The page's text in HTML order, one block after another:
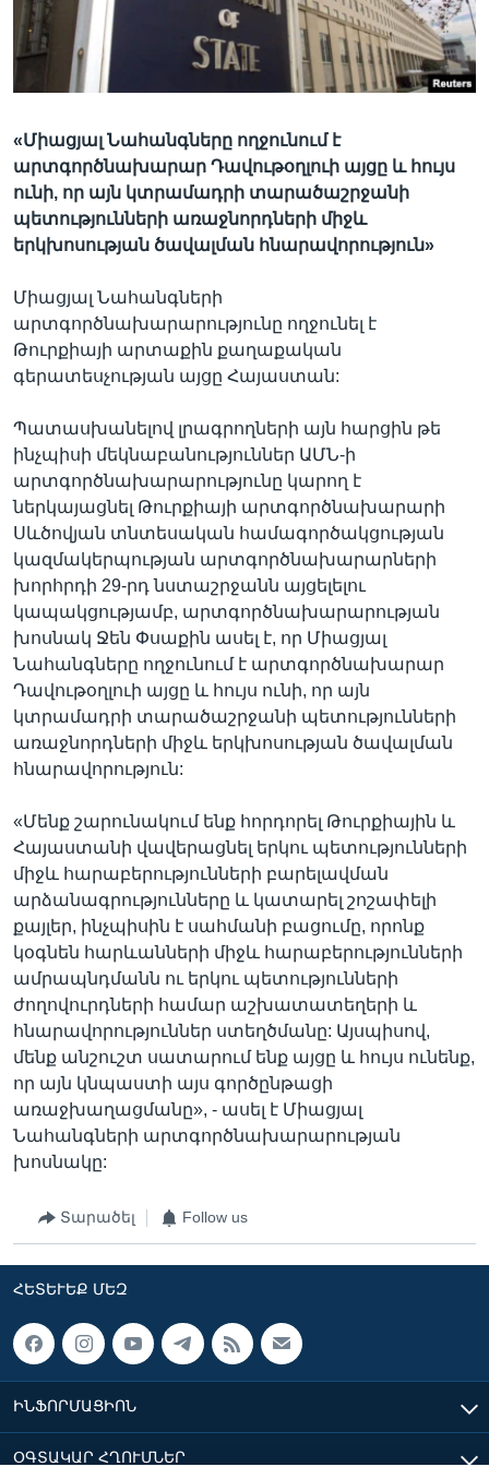
Լեզուներ
«Միացյալ Նահանգները ողջունում է
արտգործնախարար Դավութօղլուի այցը և հույս
ունի, որ այն կտրամադրի տարածաշրջանի
պետությունների առաջնորդների միջև
երկխոսության ծավալման հնարավորություն»
Միացյալ Նահանգների
արտգործնախարարությունը ողջունել է
Թուրքիայի արտաքին քաղաքական
գերատեսչության այցը Հայաստան:
Պատասխանելով լրագրողների այն հարցին թե
ինչպիսի մեկնաբանություններ ԱՄՆ-ի
արտգործնախարարությունը կարող է
ներկայացնել Թուրքիայի արտգործնախարարի
Սևծովյան տնտեսական համագործակցության
կազմակերպության արտգործնախարարների
խորհրդի 29-րդ նստաշրջանն այցելելու
կապակցությամբ, արտգործնախարարության
խոսնակ Ջեն Փսաքին ասել է, որ Միացյալ
Նահանգները ողջունում է արտգործնախարար
Դավութօղլուի այցը և հույս ունի, որ այն
կտրամադրի տարածաշրջանի պետությունների
առաջնորդների միջև երկխոսության ծավալման
հնարավորություն:
«Մենք շարունակում ենք հորդորել Թուրքիային և
Հայաստանի վավերացնել երկու պետությունների
միջև հարաբերությունների բարելավման
արձանագրությունները և կատարել շոշափելի
քայլեր, ինչպիսին է սահմանի բացումը, որոնք
կօգնեն հարևանների միջև հարաբերությունների
ամրապնդմանն ու երկու պետությունների
ժողովուրդների համար աշխատատեղերի և
հնարավորություններ ստեղծմանը: Այսպիսով,
մենք անշուշտ սատարում ենք այցը և հույս ունենք,
որ այն կնպաստի այս գործընթացի
առաջխաղացմանը», - ասել է Միացյալ
Նահանգների արտգործնախարարության
խոսնակը:
Տարածել Follow us
ՀԵՏԵՒԵՔ ՄԵԶ
ԻՆՖՈՐՄԱՑԻՈՆ
ՕԳՏԱԿԱՐ ՀՂՈՒՄՆԵՐ